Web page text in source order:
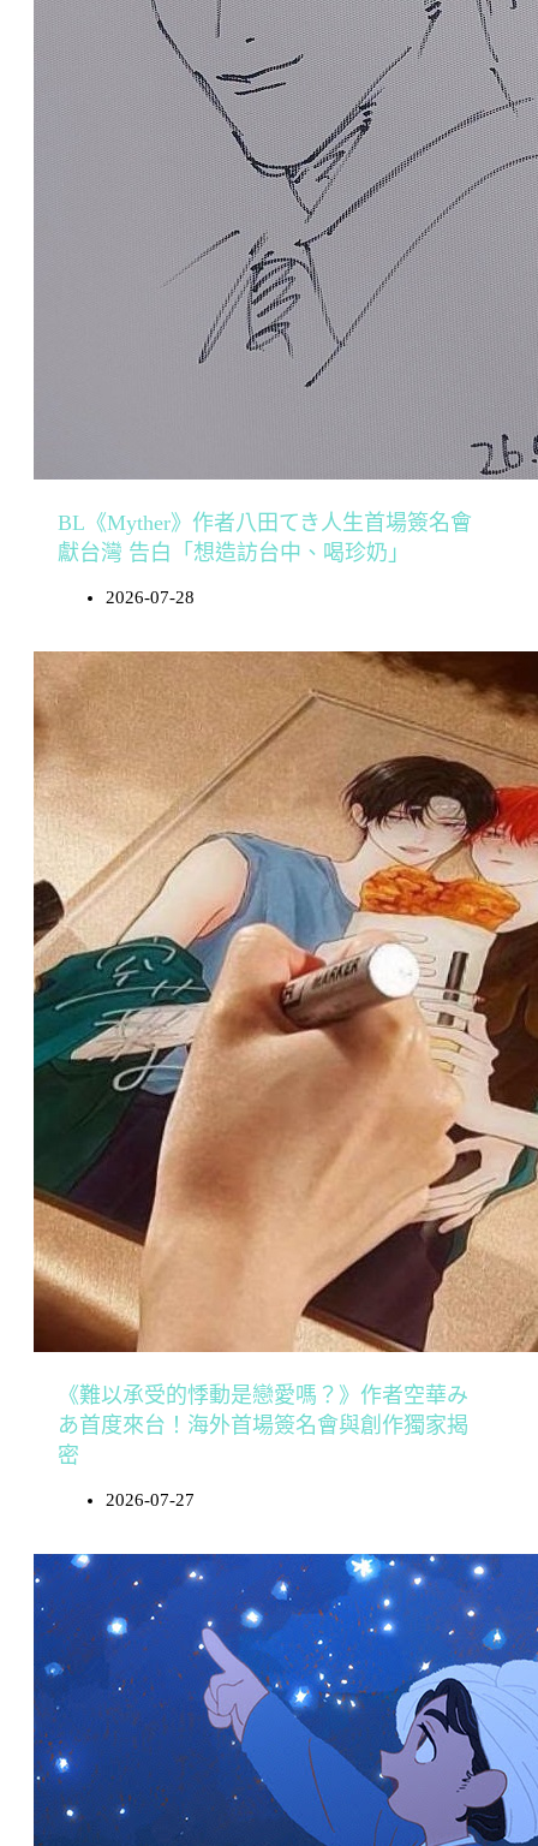
BL《Myther》作者八田てき人生首場簽名會
獻台灣 告白「想造訪台中、喝珍奶」
2026-07-28
《難以承受的悸動是戀愛嗎？》作者空華み
あ首度來台！海外首場簽名會與創作獨家揭
密
2026-07-27